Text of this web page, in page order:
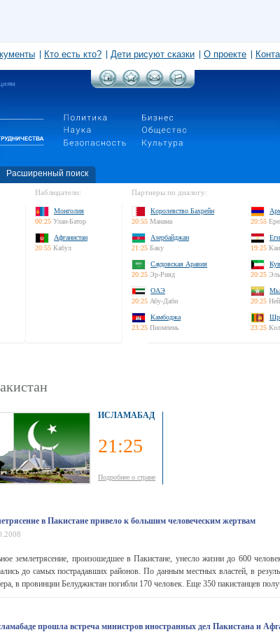
Кто есть кто? Дети рисуют сказки О проекте
Расширенный поиск
Наблюдатели:
Монголия
00:25 Улан-Батор
Афганистан
20:55 Кабул
Партнеры по диалогу:
Королевство Бахрейн
20:55 Манама
20:55
Азербайджан
21:25 Баку
19:25
Саудовская Аравия
20:25 Эр-Рияд
20:25
ОАЭ
20:25 Абу-Даби
20:25
Камбоджа
23:25 Пномпень
23:25
ИСЛАМАБАД
21:25
Подробнее о стране
в Пакистане привело к большим человеческим жертвам
землетрясение, произошедшее в Пакистане, унесло жизни до 600
до самых пострадавших районов. По данным местных властей, в
в провинции Белуджистан погибли 170 человек. Еще 350 пакистанцев
прошла встреча министров иностранных дел Пакистана и